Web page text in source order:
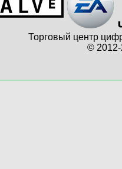
Торговый центр
©